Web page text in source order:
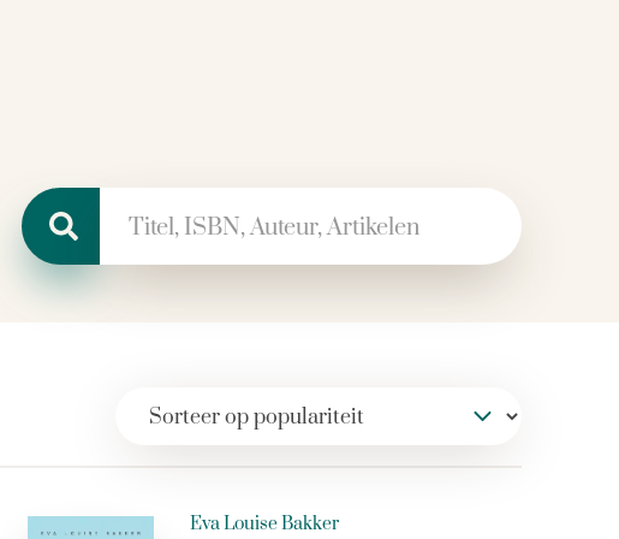
Zoeken naar:
Eva Louise Bakker